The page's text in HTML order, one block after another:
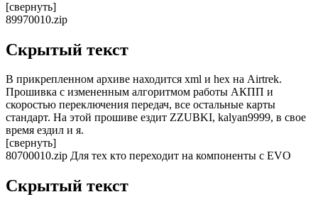
[свернуть]
89970010.zip
Скрытый текст
В прикрепленном архиве находится xml и hex на Airtrek.
Прошивка с измененным алгоритмом работы АКПП и
скоростью переключения передач, все остальные карты
стандарт. На этой прошиве ездит ZZUBKI, kalyan9999, в свое
время ездил и я.
[свернуть]
80700010.zip Для тех кто переходит на компоненты с EVO
Скрытый текст